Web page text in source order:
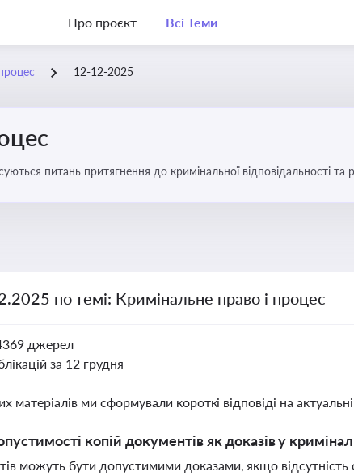
Про проєкт Всі Теми
12-12-2025
питань притягнення до кримінальної відповідальності та
по темі: Кримінальне право і процес
джерел
за 12 грудня
матеріалів ми сформували короткі відповіді на
копій документів як доказів у
можуть бути допустимими доказами, якщо